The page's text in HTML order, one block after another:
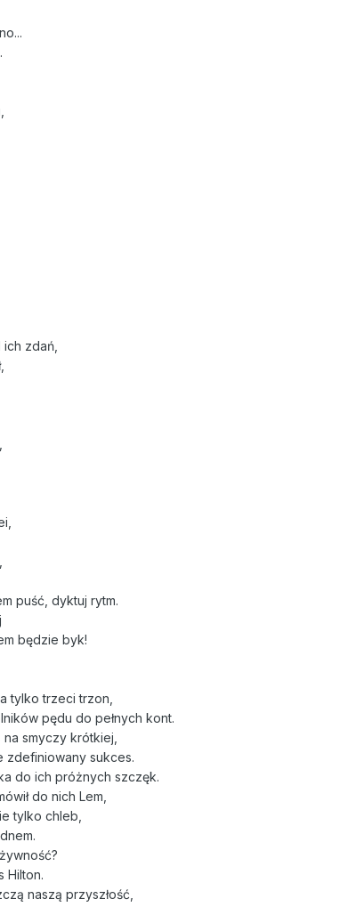
zdań,
puść, dyktuj rytm.
będzie byk!
tylko trzeci trzon,
pędu do pełnych kont.
na smyczy krótkiej,
zdefiniowany sukces.
do ich próżnych szczęk.
do nich Lem,
tylko chleb,
Hilton.
naszą przyszłość,